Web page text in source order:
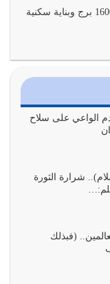
وأهوائنا
أنها أصبحت
غزة: تدمير كامل لأكثر من 1600 برج وبناية سكنية
الواعي على سلاح
شرارة الثورة
(فبذلك